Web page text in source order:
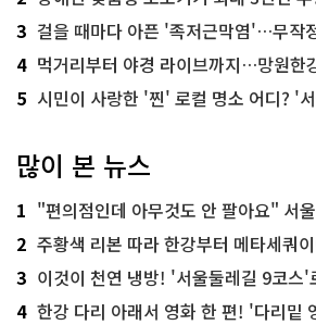
3 걸을 때마다 아픈 '족저근막염'…무작정 참지
4 먹거리부터 야경 라이브까지…망원한
5 시민이 사랑한 '찐' 로컬 명소 어디? '서울
많이 본 뉴스
1 "편의점인데 아무것도 안 팔아요" 서울에서 가
2 주황색 리본 따라 한강부터 메타세쿼이아 숲길
3 이것이 천연 냉방! '서울둘레길 9코스'
4 한강 다리 아래서 영화 한 편! '다리밑